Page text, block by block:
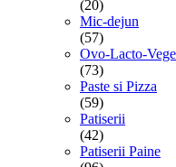
(20)
Mic-dejun
(57)
Ovo-Lacto-
(73)
Paste si Pizza
(59)
Patiserii
(42)
Patiserii Paine